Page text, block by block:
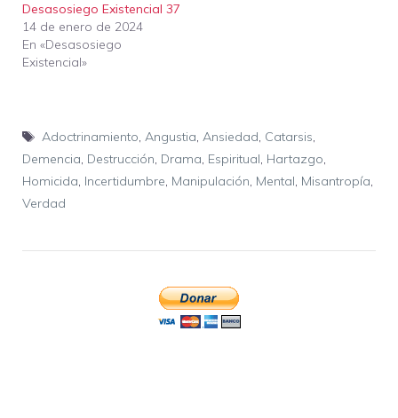
Desasosiego Existencial 37
14 de enero de 2024
En «Desasosiego
Existencial»
Etiquetas
Adoctrinamiento, Angustia, Ansiedad, Catarsis,
Demencia, Destrucción, Drama, Espiritual, Hartazgo,
Homicida, Incertidumbre, Manipulación, Mental, Misantropía,
Verdad